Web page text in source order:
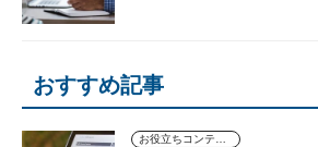
おすすめ記事